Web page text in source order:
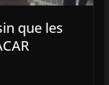
que les